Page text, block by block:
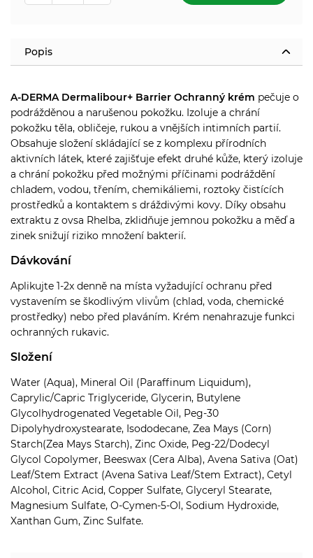
Popis
A-DERMA Dermalibour+ Barrier Ochranný krém pečuje o
podrážděnou a narušenou pokožku. Izoluje a chrání
pokožku těla, obličeje, rukou a vnějších intimních partií.
Obsahuje složení skládající se z komplexu přírodních
aktivních látek, které zajišťuje efekt druhé kůže, který izoluje
a chrání pokožku před možnými příčinami podráždění
chladem, vodou, třením, chemikáliemi, roztoky čistících
prostředků a kontaktem s dráždivými kovy. Díky obsahu
extraktu z ovsa Rhelba, zklidňuje jemnou pokožku a měď a
zinek snižují riziko množení bakterií.
Dávkování
Aplikujte 1-2x denně na místa vyžadující ochranu před
vystavením se škodlivým vlivům (chlad, voda, chemické
prostředky) nebo před plaváním. Krém nenahrazuje funkci
ochranných rukavic.
Složení
Water (Aqua), Mineral Oil (Paraffinum Liquidum),
Caprylic/Capric Triglyceride, Glycerin, Butylene
Glycolhydrogenated Vegetable Oil, Peg-30
Dipolyhydroxystearate, Isododecane, Zea Mays (Corn)
Starch(Zea Mays Starch), Zinc Oxide, Peg-22/Dodecyl
Glycol Copolymer, Beeswax (Cera Alba), Avena Sativa (Oat)
Leaf/Stem Extract (Avena Sativa Leaf/Stem Extract), Cetyl
Alcohol, Citric Acid, Copper Sulfate, Glyceryl Stearate,
Magnesium Sulfate, O-Cymen-5-Ol, Sodium Hydroxide,
Xanthan Gum, Zinc Sulfate.